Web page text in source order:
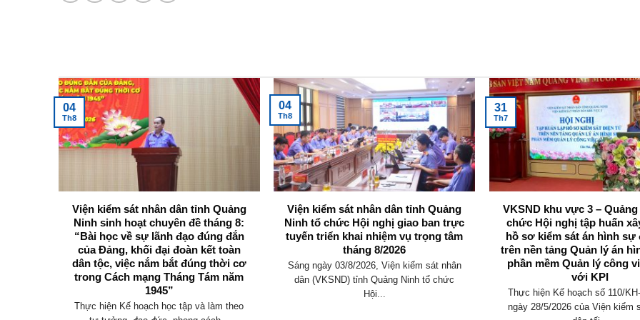
Viện kiểm sát nhân dân tỉnh Quảng
Ninh sinh hoạt chuyên đề tháng 8:
“Bài học về sự lãnh đạo đúng đắn
của Đảng, khối đại đoàn kết toàn
dân tộc, việc nắm bắt đúng thời cơ
trong Cách mạng Tháng Tám năm
1945”
Thực hiện Kế hoạch học tập và làm theo
04
Th8
Viện kiểm sát nhân dân tỉnh Quảng
Ninh tổ chức Hội nghị giao ban trực
tuyến triển khai nhiệm vụ trọng tâm
tháng 8/2026
Sáng ngày 03/8/2026, Viện kiểm sát nhân
dân (VKSND) tỉnh Quảng Ninh tổ chức
Hội...
04
Th8
VKSND khu vực 3 –
chức Hội nghị tập huấn
hồ sơ kiểm sát án hình sự
trên nền tảng Quản lý án
phần mềm Quản lý công
với KPI
Thực hiện Kế hoạch số 110/
ngày 28/5/2026 của Viện kiểm
31
Th7